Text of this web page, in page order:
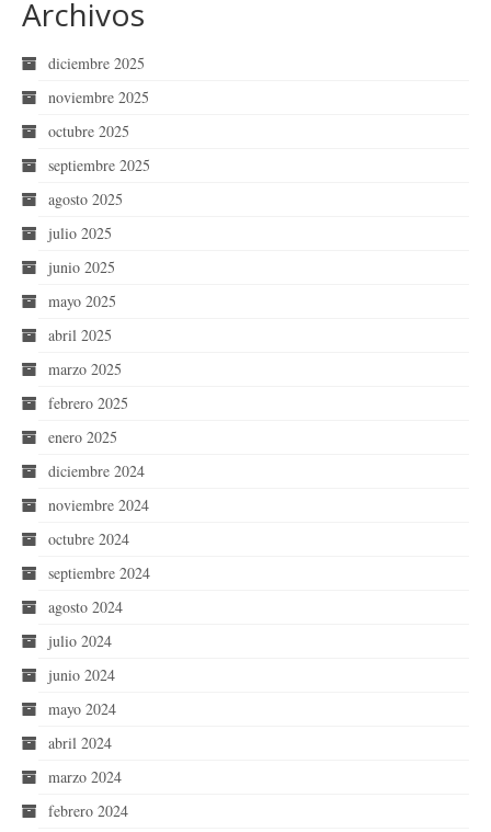
Archivos
diciembre 2025
noviembre 2025
octubre 2025
septiembre 2025
agosto 2025
julio 2025
junio 2025
mayo 2025
abril 2025
marzo 2025
febrero 2025
enero 2025
diciembre 2024
noviembre 2024
octubre 2024
septiembre 2024
agosto 2024
julio 2024
junio 2024
mayo 2024
abril 2024
marzo 2024
febrero 2024